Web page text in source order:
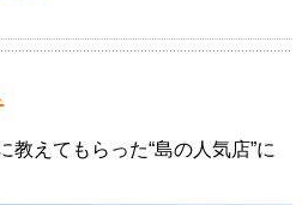
教えてもらった“島の人気店”に